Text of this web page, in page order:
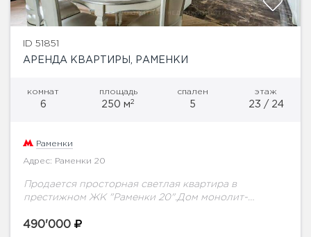
ID 51851
АРЕНДА КВАРТИРЫ, РАМЕНКИ
комнат
6
площадь
250 м2
спален
5
этаж
23 / 24
Раменки
Адрес: Раменки 20
Продается просторная светлая квартира в
престижном ЖК "Раменки 20".Дом монолит-
Москвы. Огороженная территория,
490'000